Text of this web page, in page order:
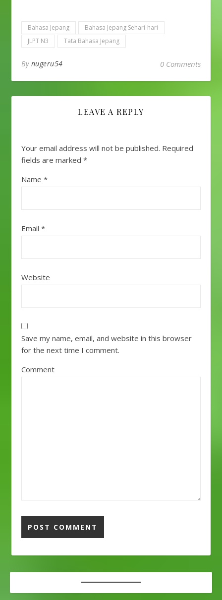
Bahasa Jepang
Bahasa Jepang Sehari-hari
JLPT N3
Tata Bahasa Jepang
By nugeru54 0 Comments
LEAVE A REPLY
Your email address will not be published. Required
fields are marked *
Name *
Email *
Website
Save my name, email, and website in this browser
for the next time I comment.
Comment